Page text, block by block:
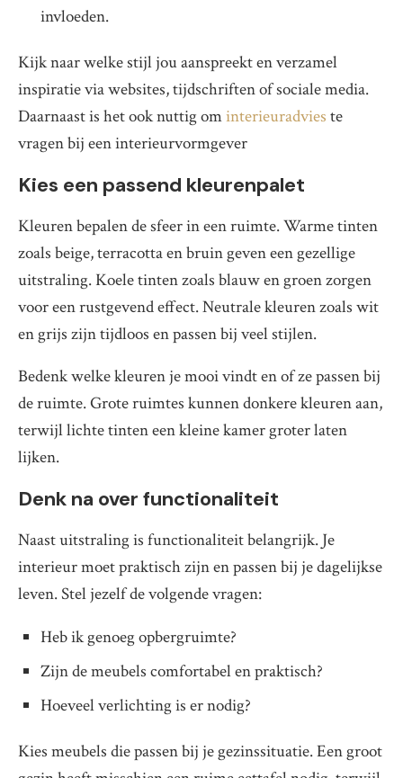
invloeden.
Kijk naar welke stijl jou aanspreekt en verzamel
inspiratie via websites, tijdschriften of sociale media.
Daarnaast is het ook nuttig ominterieuradvies te
vragen bij een interieurvormgever
Kies een passend kleurenpalet
Kleuren bepalen de sfeer in een ruimte. Warme tinten
zoals beige, terracotta en bruin geven een gezellige
uitstraling. Koele tinten zoals blauw en groen zorgen
voor een rustgevend effect. Neutrale kleuren zoals wit
en grijs zijn tijdloos en passen bij veel stijlen.
Bedenk welke kleuren je mooi vindt en of ze passen bij
de ruimte. Grote ruimtes kunnen donkere kleuren aan,
terwijl lichte tinten een kleine kamer groter laten
lijken.
Denk na over functionaliteit
Naast uitstraling is functionaliteit belangrijk. Je
interieur moet praktisch zijn en passen bij je dagelijkse
leven. Stel jezelf de volgende vragen:
Heb ik genoeg opbergruimte?
Zijn de meubels comfortabel en praktisch?
Hoeveel verlichting is er nodig?
Kies meubels die passen bij je gezinssituatie. Een groot